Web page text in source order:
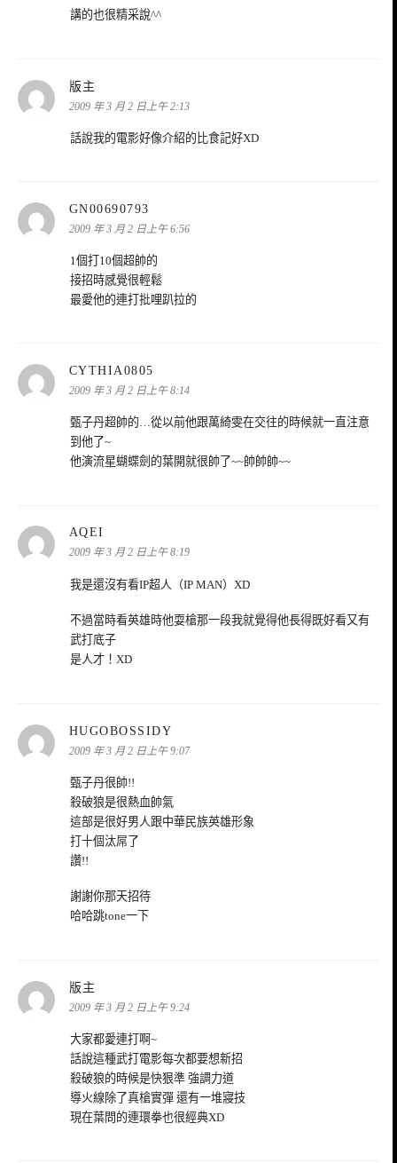
講的也很精采說^^
版主
示:
2009 年 3 月 2 日上午 2:13
話說我的電影好像介紹的比食記好XD
GN00690793
示:
2009 年 3 月 2 日上午 6:56
1個打10個超帥的
接招時感覺很輕鬆
最愛他的連打批哩趴拉的
CYTHIA0805
示:
2009 年 3 月 2 日上午 8:14
甄子丹超帥的…從以前他跟萬綺雯在交往的時候就一直注意
到他了~
他演流星蝴蝶劍的葉開就很帥了~~帥帥帥~~
AQEI
示:
2009 年 3 月 2 日上午 8:19
我是還沒有看IP超人（IP MAN）XD
不過當時看英雄時他耍槍那一段我就覺得他長得既好看又有
武打底子
是人才！XD
HUGOBOSSIDY
示:
2009 年 3 月 2 日上午 9:07
甄子丹很帥!!
殺破狼是很熱血帥氣
這部是很好男人跟中華民族英雄形象
打十個汰屌了
讚!!
謝謝你那天招待
哈哈跳tone一下
版主
示:
2009 年 3 月 2 日上午 9:24
大家都愛連打啊~
話說這種武打電影每次都要想新招
殺破狼的時候是快狠準 強調力道
導火線除了真槍實彈 還有一堆寢技
現在葉問的連環拳也很經典XD